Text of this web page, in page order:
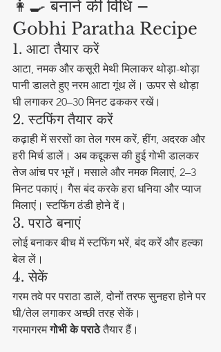
👩‍🍳 बनाने की विधि –
Gobhi Paratha Recipe
1. आटा तैयार करें
आटा, नमक और कसूरी मेथी मिलाकर थोड़ा-थोड़ा
पानी डालते हुए नरम आटा गूंथ लें। ऊपर से थोड़ा
घी लगाकर 20–30 मिनट ढककर रखें।
2. स्टफिंग तैयार करें
कढ़ाही में सरसों का तेल गरम करें, हींग, अदरक और
हरी मिर्च डालें। अब कद्दूकस की हुई गोभी डालकर
तेज आंच पर भूनें। मसाले और नमक मिलाएं, 2–3
मिनट पकाएं। गैस बंद करके हरा धनिया और प्याज
मिलाएं। स्टफिंग ठंडी होने दें।
3. पराठे बनाएं
लोई बनाकर बीच में स्टफिंग भरें, बंद करें और हल्का
बेल लें।
4. सेकें
गरम तवे पर पराठा डालें, दोनों तरफ सुनहरा होने पर
घी/तेल लगाकर अच्छी तरह सेकें।
गरमागरम गोभी के पराठे तैयार हैं।